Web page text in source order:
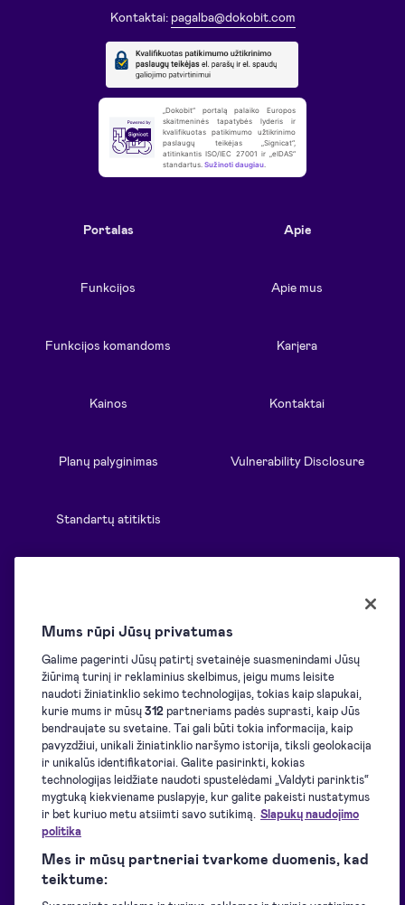
Kontaktai: pagalba@dokobit.com
„Dokobit“ portalą palaiko Europos
skaitmeninės tapatybės lyderis ir
kvalifikuotas patikimumo užtikrinimo
paslaugų teikėjas „Signicat“,
atitinkantis ISO/IEC 27001 ir „eIDAS“
standartus. Sužinoti daugiau.
Portalas
Funkcijos
Funkcijos komandoms
Kainos
Planų palyginimas
Standartų atitiktis
Apie
Apie mus
Karjera
Kontaktai
Vulnerability Disclosure
Informacija
Tinklaraštis
Pagalbos centras
Atsisiuntimai
Programuotojams
Apžvalga
El. pasirašymo inicijavimas
El. pasirašymas
Mums rūpi Jūsų privatumas
Galime pagerinti Jūsų patirtį svetainėje suasmenindami Jūsų
žiūrimą turinį ir reklaminius skelbimus, jeigu mums leisite
naudoti žiniatinklio sekimo technologijas, tokias kaip slapukai,
kurie mums ir mūsų312partneriams padės suprasti, kaip Jūs
bendraujate su svetaine. Tai gali būti tokia informacija, kaip
pavyzdžiui, unikali žiniatinklio naršymo istorija, tiksli geolokacija
ir unikalūs identifikatoriai. Galite pasirinkti, kokias
technologijas leidžiate naudoti spustelėdami „Valdyti parinktis“
mygtuką kiekviename puslapyje, kur galite pakeisti nustatymus
ir bet kuriuo metu atsiimti savo sutikimą. Slapukų naudojimo
politika
Mes ir mūsų partneriai tvarkome duomenis, kad
teiktume: